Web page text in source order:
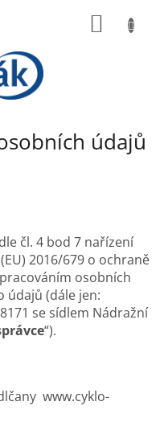
údajů
čl. 4 bod 7 nařízení
2016/679 o ochraně
osobních
údajů (dále jen:
se sídlem Nádražní
“).
www.cyklo-